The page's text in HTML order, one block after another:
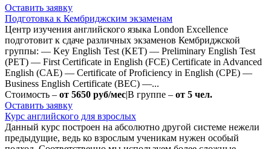
Оставить заявку
Подготовка к Кембриджским экзаменам
Центр изучения английского языка London Excellence
подготовит к сдаче различных экзаменов Кембриджской
группы: — Key English Test (KET) — Preliminary English Test
(PET) — First Certificate in English (FCE) Certificate in Advanced
English (CAE) — Certificate of Proficiency in English (CPE) —
Business English Certificate (BEC) —...
Стоимость – от 5650 руб/мес|В группе – от 5 чел.
Оставить заявку
Курс английского для взрослых
Данный курс построен на абсолютно другой системе нежели
предыдущие, ведь ко взрослым ученикам нужен особый